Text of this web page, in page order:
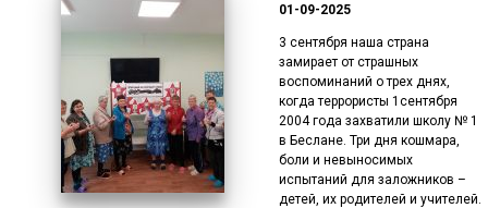
01-09-2025
3 сентября наша страна
замирает от страшных
воспоминаний о трех днях,
когда террористы 1сентября
2004 года захватили школу № 1
в Беслане. Три дня кошмара,
боли и невыносимых
испытаний для заложников –
детей, их родителей и учителей.